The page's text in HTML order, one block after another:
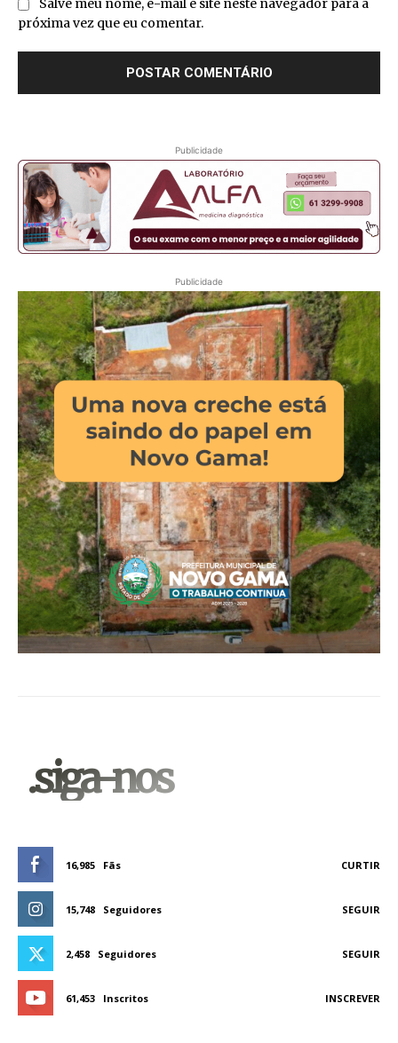
Salve meu nome, e-mail e site neste navegador para a
próxima vez que eu comentar.
Publicidade
Publicidade
.siga-nos
16,985 Fãs CURTIR
15,748 Seguidores SEGUIR
2,458 Seguidores SEGUIR
61,453 Inscritos INSCREVER